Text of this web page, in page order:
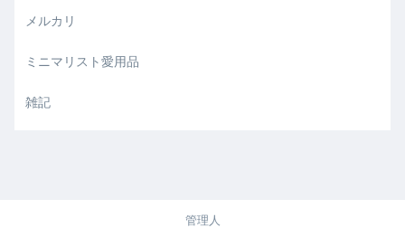
メルカリ
ミニマリスト愛用品
雑記
管理人